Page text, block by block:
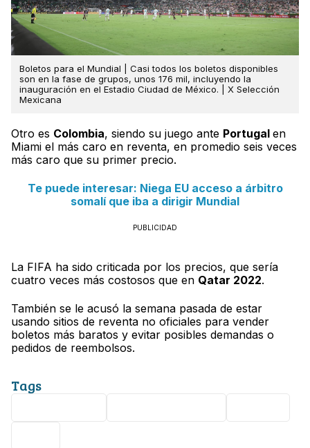
Boletos para el Mundial | Casi todos los boletos disponibles
son en la fase de grupos, unos 176 mil, incluyendo la
inauguración en el Estadio Ciudad de México. | X Selección
Mexicana
Otro es Colombia, siendo su juego ante Portugal en
Miami el más caro en reventa, en promedio seis veces
más caro que su primer precio.
Te puede interesar: Niega EU acceso a árbitro
somalí que iba a dirigir Mundial
PUBLICIDAD
La FIFA ha sido criticada por los precios, que sería
cuatro veces más costosos que en Qatar 2022.
También se le acusó la semana pasada de estar
usando sitios de reventa no oficiales para vender
boletos más baratos y evitar posibles demandas o
pedidos de reembolsos.
Tags